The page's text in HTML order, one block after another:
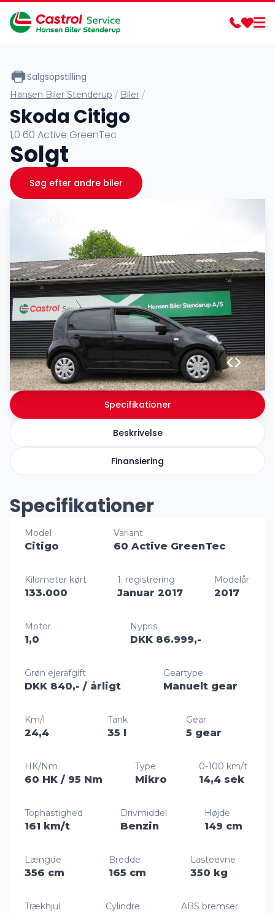
Specifikationer
Beskrivelse
Finansiering
Specifikationer
Model
Citigo
Variant
60 Active GreenTec
Kilometer kørt
133.000
1. registrering
Januar 2017
Modelår
2017
Motor
1,0
Nypris
DKK 86.999,-
Grøn ejerafgift
DKK 840,- / årligt
Geartype
Manuelt gear
Km/l
24,4
Tank
35 l
Gear
5 gear
HK/Nm
60 HK / 95 Nm
Type
Mikro
0-100 km/t
14,4 sek
Tophastighed
161 km/t
Drivmiddel
Benzin
Højde
149 cm
Længde
356 cm
Bredde
165 cm
Lasteevne
350 kg
Trækhjul Cylindre ABS bremser
Salgsopstilling
Hansen Biler Stenderup / Biler /
Skoda Citigo
1,0 60 Active GreenTec
Solgt
Søg efter andre biler